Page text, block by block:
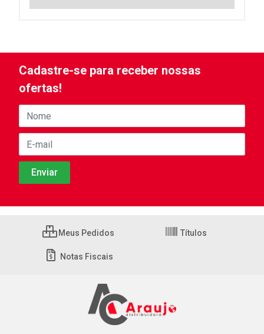
Cadastre-se para receber nossas
ofertas!
Meus Pedidos Títulos
Notas Fiscais